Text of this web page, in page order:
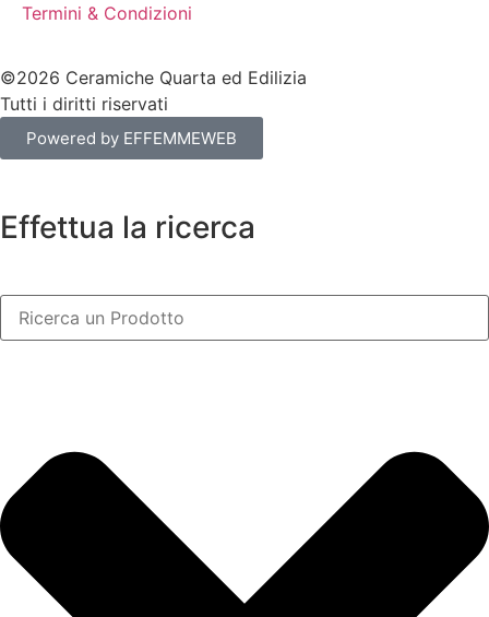
Termini & Condizioni
©2026 Ceramiche Quarta ed Edilizia
Tutti i diritti riservati
Powered by EFFEMMEWEB
Effettua la ricerca